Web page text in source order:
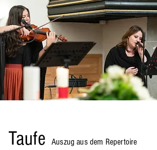
Taufe Auszug aus dem Repertoire